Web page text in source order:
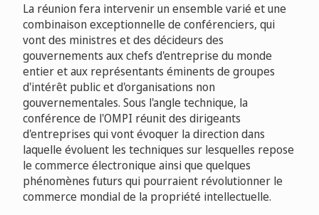
La réunion fera intervenir un ensemble varié et une
combinaison exceptionnelle de conférenciers, qui
vont des ministres et des décideurs des
gouvernements aux chefs d'entreprise du monde
entier et aux représentants éminents de groupes
d'intérêt public et d'organisations non
gouvernementales. Sous l'angle technique, la
conférence de l'OMPI réunit des dirigeants
d'entreprises qui vont évoquer la direction dans
laquelle évoluent les techniques sur lesquelles repose
le commerce électronique ainsi que quelques
phénomènes futurs qui pourraient révolutionner le
commerce mondial de la propriété intellectuelle.